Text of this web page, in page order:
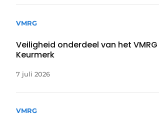
VMRG
Veiligheid onderdeel van het VMRG
Keurmerk
7 juli 2026
VMRG